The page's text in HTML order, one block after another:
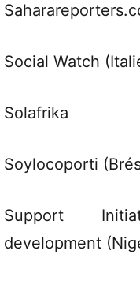
Social Watch
Solafrika
Soylocoporti
Support
development